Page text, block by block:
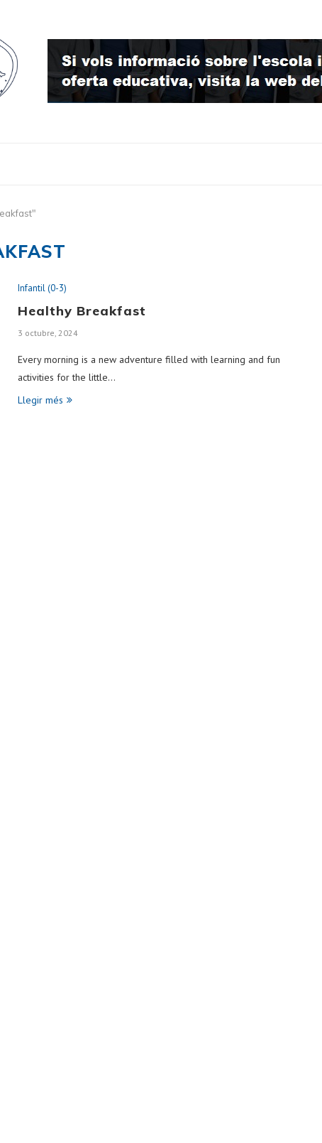
Infantil (0-3)
Healthy Breakfast
3 octubre, 2024
Every morning is a new adventure filled with learning and fun
activities for the little…
Llegir més